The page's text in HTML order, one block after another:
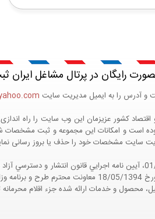
رایگان در پرتال مشاغل
و آدرس را به ایمیل مدیریت سایت
و امکانات این مجموعه و ثبت مشخصات
سایت مشخصات خود را حذف یا بروز رسانی
مواد 5 و 9 آيين نامه اجرايي و همچنين با تکيه بر
محصول و خدمات ارائه شده جزء اقلام